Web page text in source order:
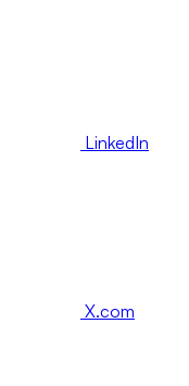
LinkedIn
X.com